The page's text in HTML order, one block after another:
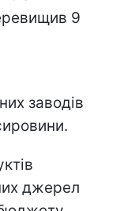
9
заводів
джерел